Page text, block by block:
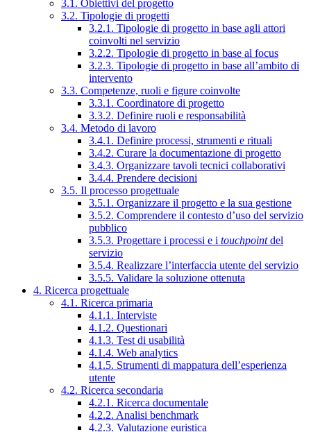
3.1. Obiettivi del progetto
3.2. Tipologie di progetti
3.2.1. Tipologie di progetto in base agli attori
coinvolti nel servizio
3.2.2. Tipologie di progetto in base al focus
3.2.3. Tipologie di progetto in base all’ambito di
intervento
3.3. Competenze, ruoli e figure coinvolte
3.3.1. Coordinatore di progetto
3.3.2. Definire ruoli e responsabilità
3.4. Metodo di lavoro
3.4.1. Definire processi, strumenti e rituali
3.4.2. Curare la documentazione di progetto
3.4.3. Organizzare tavoli tecnici collaborativi
3.4.4. Prendere decisioni
3.5. Il processo progettuale
3.5.1. Organizzare il progetto e la sua gestione
3.5.2. Comprendere il contesto d’uso del servizio
pubblico
3.5.3. Progettare i processi e i touchpointdel
servizio
3.5.4. Realizzare l’interfaccia utente del servizio
3.5.5. Validare la soluzione ottenuta
4. Ricerca progettuale
4.1. Ricerca primaria
4.1.1. Interviste
4.1.2. Questionari
4.1.3. Test di usabilità
4.1.4. Web analytics
4.1.5. Strumenti di mappatura dell’esperienza
utente
4.2. Ricerca secondaria
4.2.1. Ricerca documentale
4.2.2. Analisi benchmark
4.2.3. Valutazione euristica